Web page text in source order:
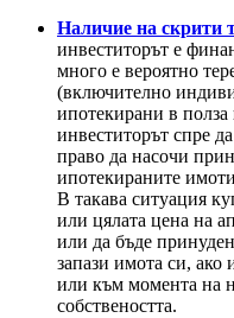
Наличие на скрити
инвеститорът е
много е вероятно
(включително
ипотекирани в
инвеститорът спре
право да насочи
ипотекираните
В такава ситуация
или цялата цена на
или да бъде
запази имота си, ако
или към момента на
собствеността.